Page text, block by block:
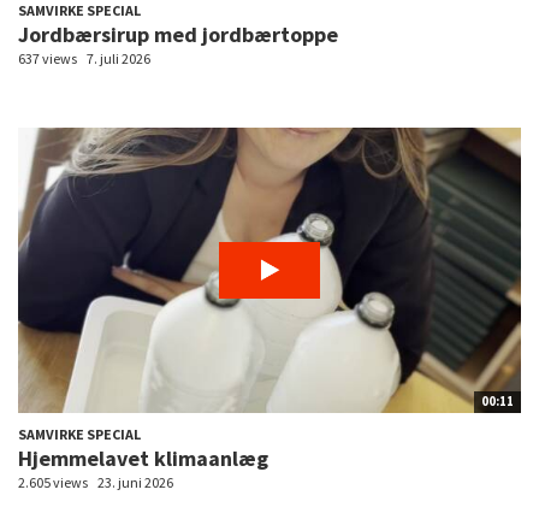
SAMVIRKE SPECIAL
Jordbærsirup med jordbærtoppe
637 views 7. juli 2026
00:11
SAMVIRKE SPECIAL
Hjemmelavet klimaanlæg
2.605 views 23. juni 2026